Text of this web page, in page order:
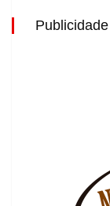
Publicidade